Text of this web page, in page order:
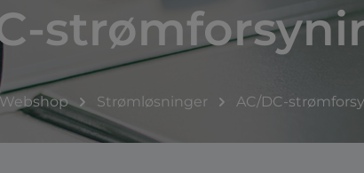
Webshop Strømløsninger AC/DC-